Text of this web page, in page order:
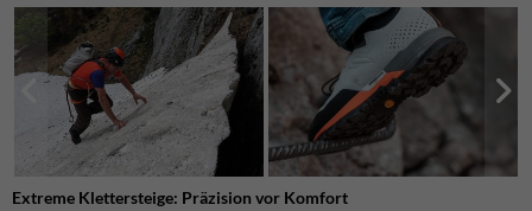
Extreme Klettersteige: Präzision vor Komfort